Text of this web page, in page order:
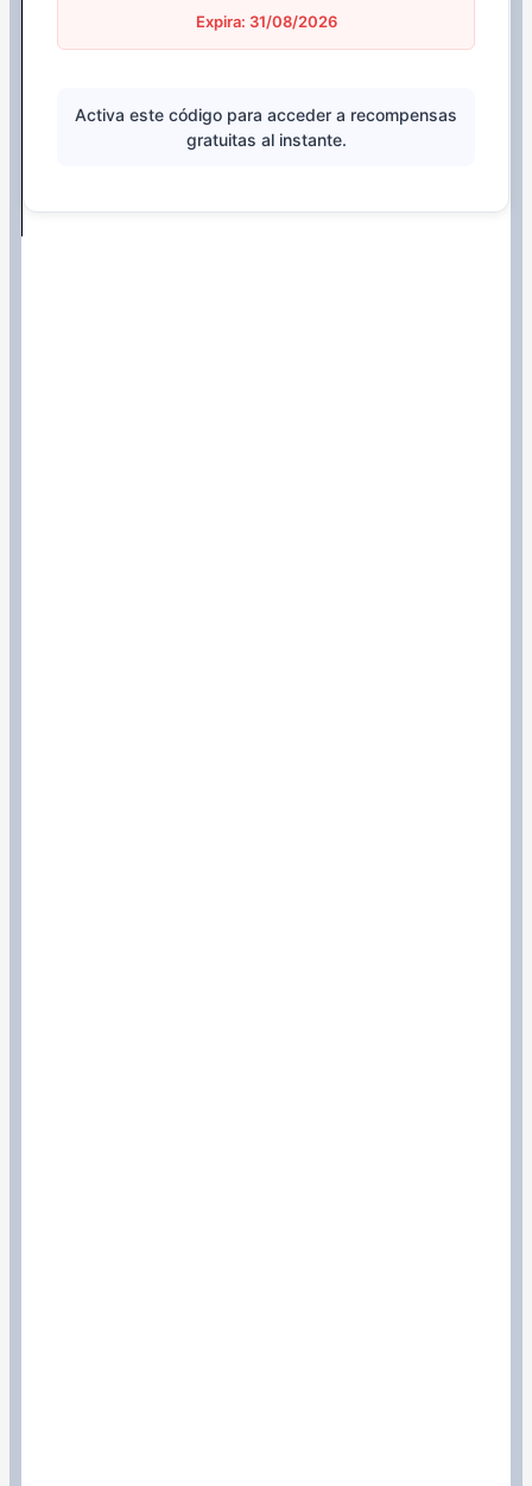
Expira: 31/08/2026
Activa este código para acceder a recompensas
gratuitas al instante.